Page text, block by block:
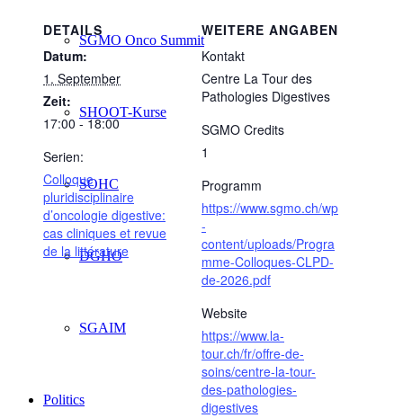
SGMO Onco Summit
SHOOT-Kurse
SOHC
DGHO
SGAIM
Politics
DETAILS
Datum:
1. September
Zeit:
17:00 - 18:00
Serien:
Colloque
pluridisciplinaire
d’oncologie digestive:
cas cliniques et revue
de la littérature
WEITERE ANGABEN
Kontakt
Centre La Tour des
Pathologies Digestives
SGMO Credits
1
Programm
https://www.sgmo.ch/wp
-
content/uploads/Progra
mme-Colloques-CLPD-
de-2026.pdf
Website
https://www.la-
tour.ch/fr/offre-de-
soins/centre-la-tour-
des-pathologies-
digestives